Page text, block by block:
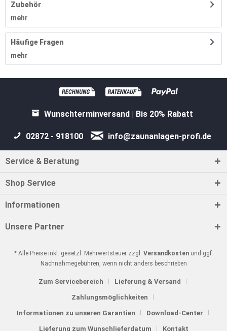
Zubehör
mehr
Häufige Fragen
mehr
Wunschterminversand | Bis 20% Rabatt
02872 - 918100 info@zaunanlagen-profi.de
Service & Beratung
Shop Service
Informationen
Unsere Partner
* Alle Preise inkl. gesetzl. Mehrwertsteuer zzgl. Versandkostenund ggf.
Nachnahmegebühren, wenn nicht anders beschrieben
Zum Servicebereich Lieferung & Versand
Zahlungsmöglichkeiten
Informationen zu unseren Garantien Download-Center
Lieferung zum Wunschlieferdatum Kontakt